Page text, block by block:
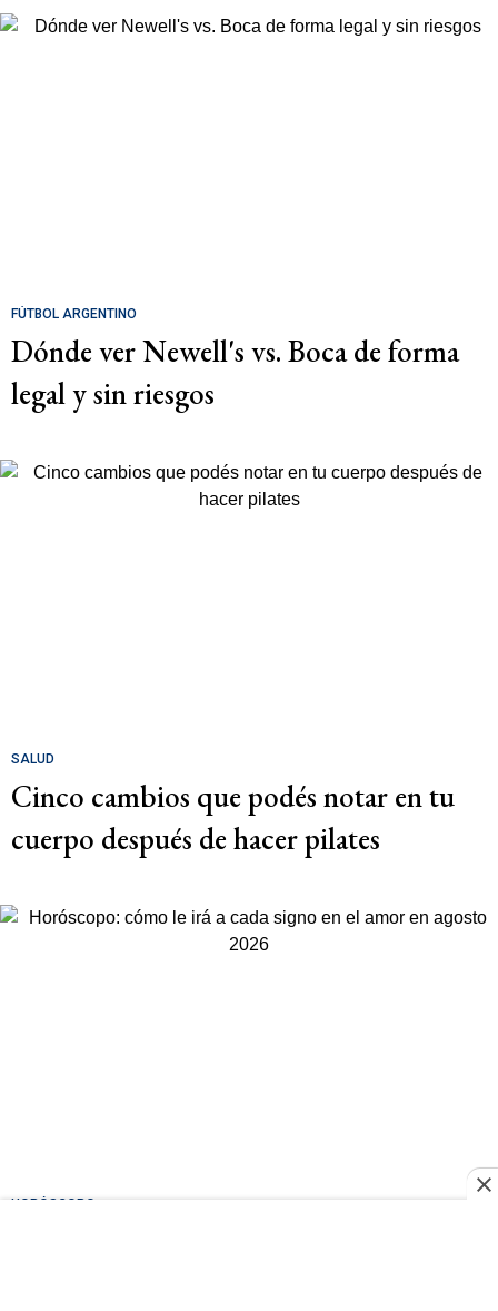
FÚTBOL ARGENTINO
Dónde ver Newell's vs. Boca de forma
legal y sin riesgos
SALUD
Cinco cambios que podés notar en tu
cuerpo después de hacer pilates
HORÓSCOPO